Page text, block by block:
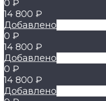
0 ₽
14 800 ₽
Добавлено
0 ₽
14 800 ₽
Добавлено
0 ₽
14 800 ₽
Добавлено